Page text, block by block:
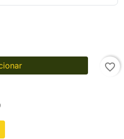
favorite_border